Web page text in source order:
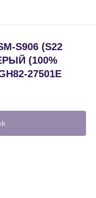
S906 (S22
(100%
27501E